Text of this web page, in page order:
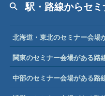
駅・路線からセ
北海道・東北のセミナー会場
関東のセミナー会場がある路
中部のセミナー会場がある路